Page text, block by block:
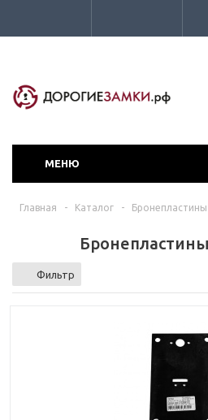
МЕНЮ
Главная - Каталог - Бронепластины
Фильтр